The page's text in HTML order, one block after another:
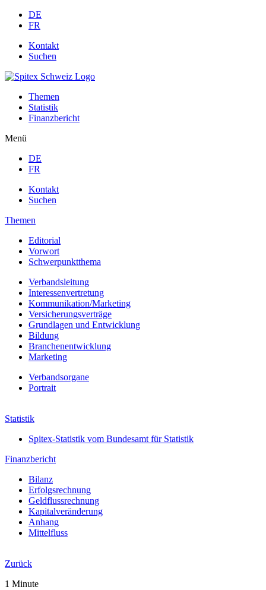
DE
FR
Kontakt
Suchen
Themen
Statistik
Finanzbericht
Menü
DE
FR
Kontakt
Suchen
Themen
Editorial
Vorwort
Schwerpunktthema
Verbandsleitung
Interessenvertretung
Kommunikation/Marketing
Versicherungsverträge
Grundlagen und Entwicklung
Bildung
Branchenentwicklung
Marketing
Verbands­organe
Portrait
Statistik
Spitex-Statistik vom Bundesamt für Statistik
Finanzbericht
Bilanz
Erfolgs­rechnung
Geldfluss­rechnung
Kapital­veränderung
Anhang
Mittelfluss
Zurück
1 Minute